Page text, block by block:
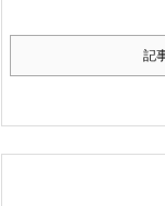
記